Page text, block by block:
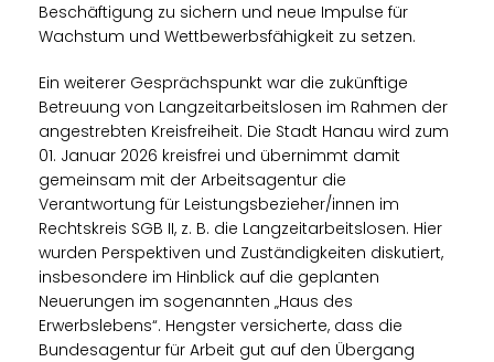
Beschäftigung zu sichern und neue Impulse für
Wachstum und Wettbewerbsfähigkeit zu setzen.
Ein weiterer Gesprächspunkt war die zukünftige
Betreuung von Langzeitarbeitslosen im Rahmen der
angestrebten Kreisfreiheit. Die Stadt Hanau wird zum
01. Januar 2026 kreisfrei und übernimmt damit
gemeinsam mit der Arbeitsagentur die
Verantwortung für Leistungsbezieher/innen im
Rechtskreis SGB II, z. B. die Langzeitarbeitslosen. Hier
wurden Perspektiven und Zuständigkeiten diskutiert,
insbesondere im Hinblick auf die geplanten
Neuerungen im sogenannten „Haus des
Erwerbslebens“. Hengster versicherte, dass die
Bundesagentur für Arbeit gut auf den Übergang